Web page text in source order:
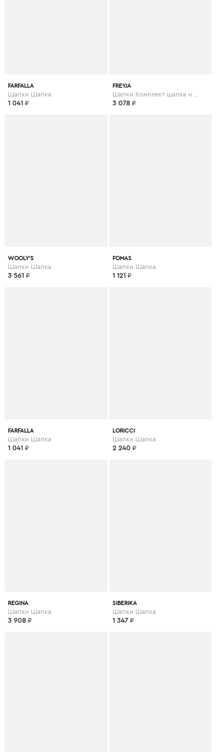
FARFALLA
Шапки Шапка
1 041 ₽
FREYJA
3 078 ₽
WOOLY'S
Шапки Шапка
3 561 ₽
FOMAS
Шапки Шапка
1 121 ₽
FARFALLA
Шапки Шапка
1 041 ₽
LORICCI
Шапки Шапка
2 240 ₽
REGINA
Шапки Шапка
3 908 ₽
SIBERIKA
Шапки Шапка
1 347 ₽